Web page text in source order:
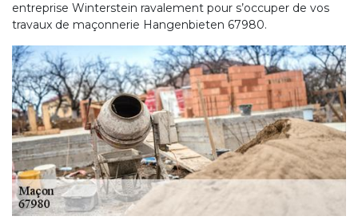
entreprise Winterstein ravalement pour s’occuper de vos
travaux de maçonnerie Hangenbieten 67980.